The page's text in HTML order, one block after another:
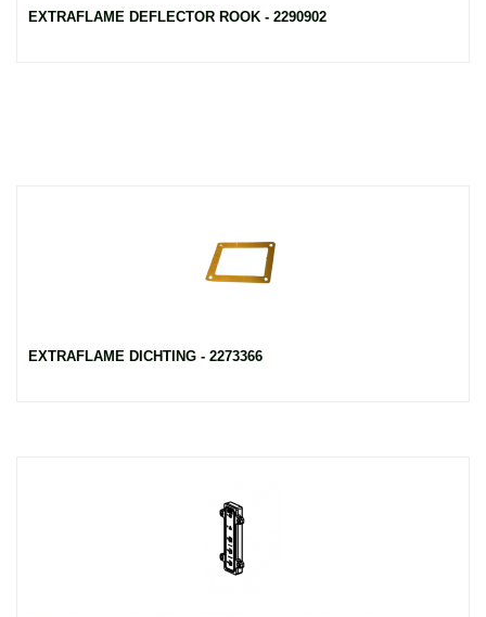
EXTRAFLAME DEFLECTOR ROOK - 2290902
EXTRAFLAME DICHTING - 2273366